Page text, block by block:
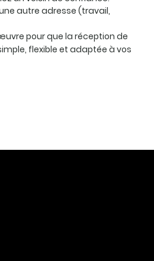
autre adresse (travail,
pour que la réception de
flexible et adaptée à vos